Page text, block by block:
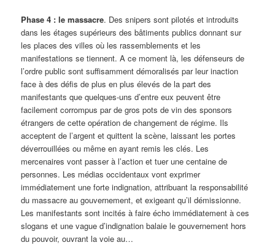
Phase 4 : le massacre. Des snipers sont pilotés et introduits
dans les étages supérieurs des bâtiments publics donnant sur
les places des villes où les rassemblements et les
manifestations se tiennent. A ce moment là, les défenseurs de
l’ordre public sont suffisamment démoralisés par leur inaction
face à des défis de plus en plus élevés de la part des
manifestants que quelques-uns d’entre eux peuvent être
facilement corrompus par de gros pots de vin des sponsors
étrangers de cette opération de changement de régime. Ils
acceptent de l’argent et quittent la scène, laissant les portes
déverrouillées ou même en ayant remis les clés. Les
mercenaires vont passer à l’action et tuer une centaine de
personnes. Les médias occidentaux vont exprimer
immédiatement une forte indignation, attribuant la responsabilité
du massacre au gouvernement, et exigeant qu’il démissionne.
Les manifestants sont incités à faire écho immédiatement à ces
slogans et une vague d’indignation balaie le gouvernement hors
du pouvoir, ouvrant la voie au…